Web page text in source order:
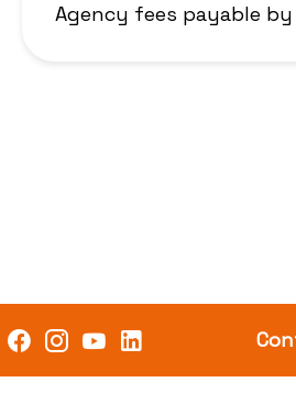
Agency fees payable